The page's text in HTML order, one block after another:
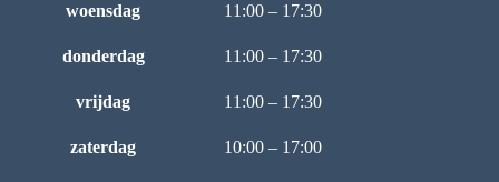
woensdag 11:00 – 17:30
donderdag 11:00 – 17:30
vrijdag 11:00 – 17:30
zaterdag 10:00 – 17:00